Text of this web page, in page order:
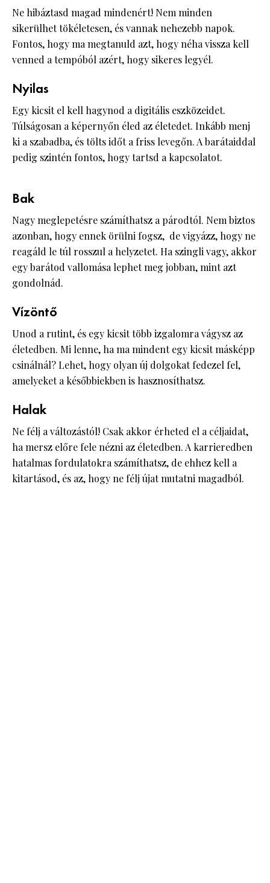
Ne hibáztasd magad mindenért! Nem minden
sikerülhet tökéletesen, és vannak nehezebb napok.
Fontos, hogy ma megtanuld azt, hogy néha vissza kell
venned a tempóból azért, hogy sikeres legyél.
Nyilas
Egy kicsit el kell hagynod a digitális eszközeidet.
Túlságosan a képernyőn éled az életedet. Inkább menj
ki a szabadba, és tölts időt a friss levegőn. A barátaiddal
pedig szintén fontos, hogy tartsd a kapcsolatot.
Bak
Nagy meglepetésre számíthatsz a párodtól. Nem biztos
azonban, hogy ennek örülni fogsz, de vigyázz, hogy ne
reagáld le túl rosszul a helyzetet. Ha szingli vagy, akkor
egy barátod vallomása lephet meg jobban, mint azt
gondolnád.
Vízöntő
Unod a rutint, és egy kicsit több izgalomra vágysz az
életedben. Mi lenne, ha ma mindent egy kicsit másképp
csinálnál? Lehet, hogy olyan új dolgokat fedezel fel,
amelyeket a későbbiekben is hasznosíthatsz.
Halak
Ne félj a változástól! Csak akkor érheted el a céljaidat,
ha mersz előre fele nézni az életedben. A karrieredben
hatalmas fordulatokra számíthatsz, de ehhez kell a
kitartásod, és az, hogy ne félj újat mutatni magadból.